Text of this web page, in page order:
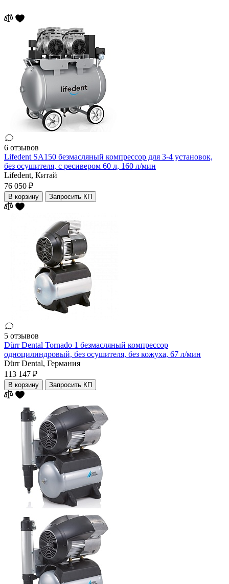
6 отзывов
Lifedent SA150 безмасляный компрессор для 3-4 установок,
без осушителя, с ресивером 60 л, 160 л/мин
Lifedent, Китай
76 050 ₽
В корзину Запросить КП
5 отзывов
Dürr Dental Tornado 1 безмасляный компрессор
одноцилиндровый, без осушителя, без кожуха, 67 л/мин
Dürr Dental, Германия
113 147 ₽
В корзину Запросить КП